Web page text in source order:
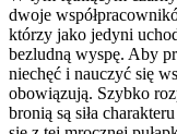
dwoje
którzy jako jedyni
bezludną wyspę. Aby
niechęć i nauczyć się
obowiązują. Szybko
bronią są siła